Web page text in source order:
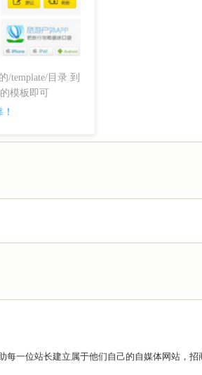
/template/目录 到
模板即可
一位站长建立属于他们自己的自媒体网站，招